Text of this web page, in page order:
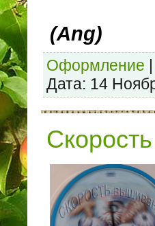
(Ang)
Оформление |
Дата: 14